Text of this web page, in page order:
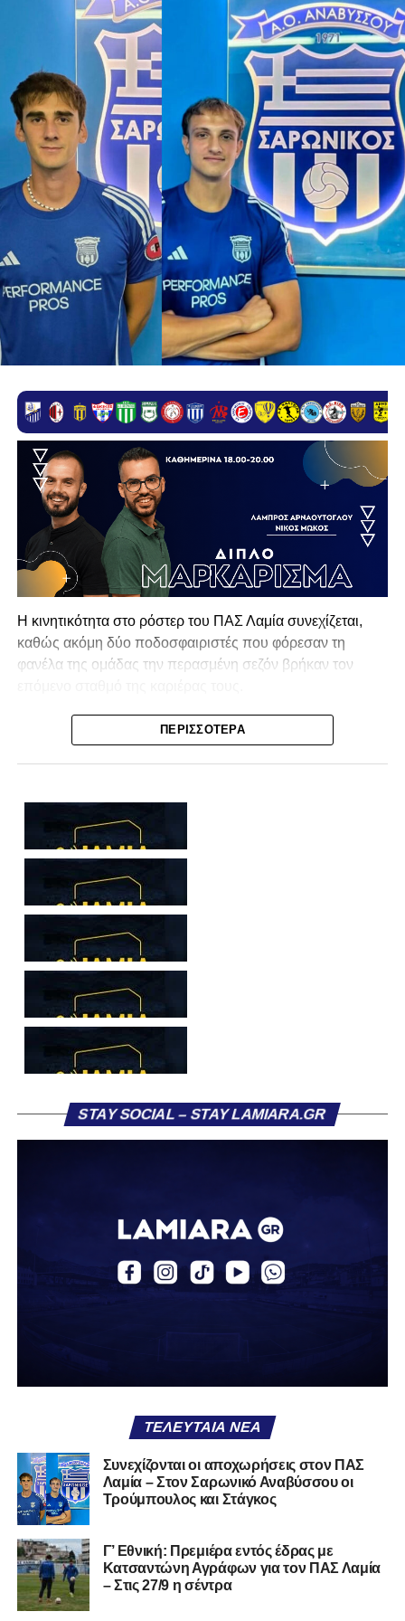
Η κινητικότητα στο ρόστερ του ΠΑΣ Λαμία συνεχίζεται,
καθώς ακόμη δύο ποδοσφαιριστές που φόρεσαν τη
φανέλα της ομάδας την περασμένη σεζόν βρήκαν τον
Ο λόγος για τον Βασίλη Τρούμπουλο και τον Χρυσόστομο
Στάγκο, οι οποίοι θα συνεχίσουν μαζί την ποδοσφαιρική
τους πορεία στον Σαρωνικό Αναβύσσου, με τον σύλλογο
Ιδιαίτερο ενδιαφέρον παρουσιάζει η περίπτωση του
Βασίλη Τρούμπουλου, ο οποίος βρέθηκε στο στόχαστρο
αρκετών ομάδων το φετινό καλοκαίρι. Ανάμεσα στους
συλλόγους που ενδιαφέρθηκαν έντονα για την απόκτησή
του ήταν η Κόρινθος και ο Ιωνικός, με την ομάδα της
Κορίνθου να εμφανίζεται για μεγάλο χρονικό διάστημα ως
το φαβορί για την υπογραφή του. Ωστόσο, η εξέλιξη ήταν
διαφορετική, καθώς ο 23χρονος αμυντικός επέλεξε τελικά
τον Σαρωνικό Αναβύσσου, όπου θα συναντήσει ξανά τον
πρώην συμπαίκτη του στον ΠΑΣ Λαμία, Χρυσόστομο
«Ο Α.Ο. Σαρωνικός Αναβύσσου ανακοινώνει την
περσινή σεζόν πραγματοποίησε γεμάτη χρονιά στη Γ’
Στο παρελθόν αγωνίστηκε στην ΑΕΚ Β’, με την οποία
κατέγραψε 10 συμμετοχές στη Super League 2, καθώς
επίσης σε Εθνικό και Ζάκυνθο. Ξεκίνησε την καριέρα του
στις 26 Σεπτεμβρίου 2021.
Καλωσορίζουμε τον Βασίλη στην οικογένεια του
Σαρωνικού και του ευχόμαστε υγεία και πολλές
επιτυχίες.»
Η ανακοίνωση για τον Χρυσόστομο Στάγκο
ΠΕΡΙΣΣΌΤΕΡΑ
STAY SOCIAL – STAY LAMIARA.GR
ΤΕΛΕΥΤΑΊΑ ΝΈΑ
Συνεχίζονται οι αποχωρήσεις στον ΠΑΣ
Λαμία – Στον Σαρωνικό Αναβύσσου οι
Τρούμπουλος και Στάγκος
Γ’ Εθνική: Πρεμιέρα εντός έδρας με
Κατσαντώνη Αγράφων για τον ΠΑΣ Λαμία
– Στις 27/9 η σέντρα